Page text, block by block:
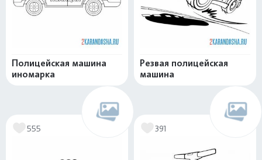
Полицейская машина
иномарка
Резвая полицейская
машина
555 391